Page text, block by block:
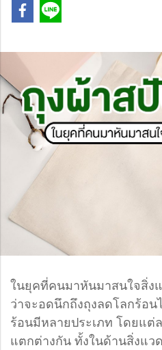
ในยุคที่คนมาหันมาสนใจสิ่
ว่าจะอดนึกถึงถุงลดโลกร้อ
ร้อนมีหลายประเภท โดยแต่
แตกต่างกัน ทั้งในด้านสิ่งแ